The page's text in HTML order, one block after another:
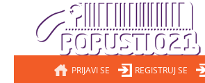
PRIJAVI SE REGISTRUJ SE